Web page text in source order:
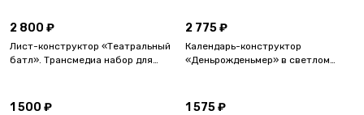
2 800 ₽
Лист-конструктор «Театральный
батл». Трансмедиа набор для
2 775 ₽
Календарь-конструктор
«Деньрожденьмер» в светлом
1 500 ₽ 1 575 ₽